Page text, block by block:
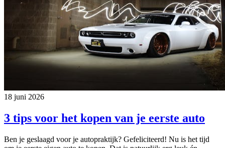
18 juni 2026
3 tips voor het kopen van je eerste auto
Ben je geslaagd voor je autopraktijk? Gefeliciteerd! Nu is het tijd